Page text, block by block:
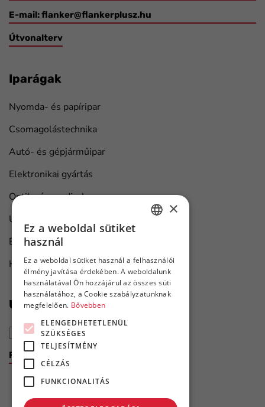
E-mail:flanker@flankerplusz.hu
Útvonalterv
Iparágak
Nyomda- és papíripar
Csomagolástechnika
Autó- és gépjárműipar
Elektronikai gyártás
Optika és medical
Univerzális ipari megoldások
Bútorgyártás
Hajó karbantartás
Újdonságok első kézből
Feliratkozom a hírlevélre
×
Ez a weboldal sütiket
használ
Ez a weboldal sütiket használ a felhasználói
élmény javítása érdekében. A weboldalunk
használatával Ön hozzájárul az összes süti
használatához, a Cookie szabályzatunknak
megfelelően. Bővebben
ELENGEDHETETLENÜL
SZÜKSÉGES
TELJESÍTMÉNY
CÉLZÁS
FUNKCIONALITÁS